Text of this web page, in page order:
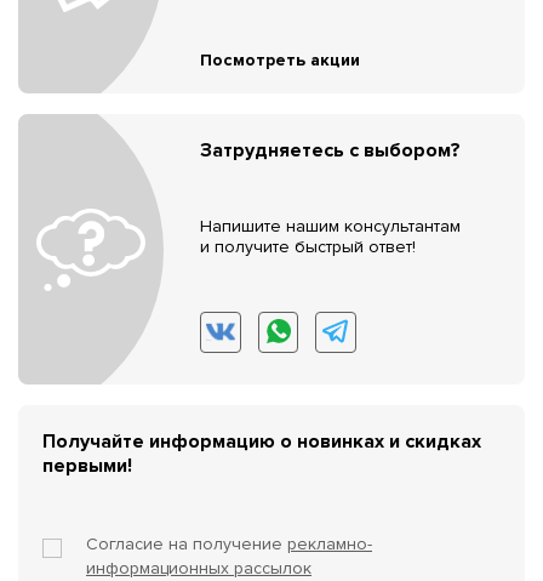
Посмотреть акции
Затрудняетесь с выбором?
Напишите нашим консультантам
и получите быстрый ответ!
Получайте информацию о новинках и скидках
первыми!
Согласие на получение рекламно-
информационных рассылок